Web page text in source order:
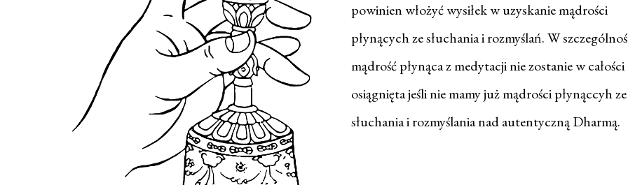
powinien włożyć wysiłek w uzyskanie mądrości
płynących ze słuchania i rozmyślań. W
mądrość płynąca z medytacji nie zostanie w całości
osiągnięta jeśli nie mamy już mądrości płynąccyh ze
słuchania i rozmyślania nad autentyczną Dharmą.